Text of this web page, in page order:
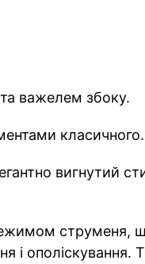
важелем збоку.
класичного.
вигнутий
струменя,
ополіскування.